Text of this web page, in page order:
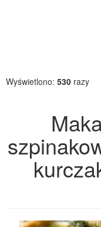
Wyświetlono: 530 razy